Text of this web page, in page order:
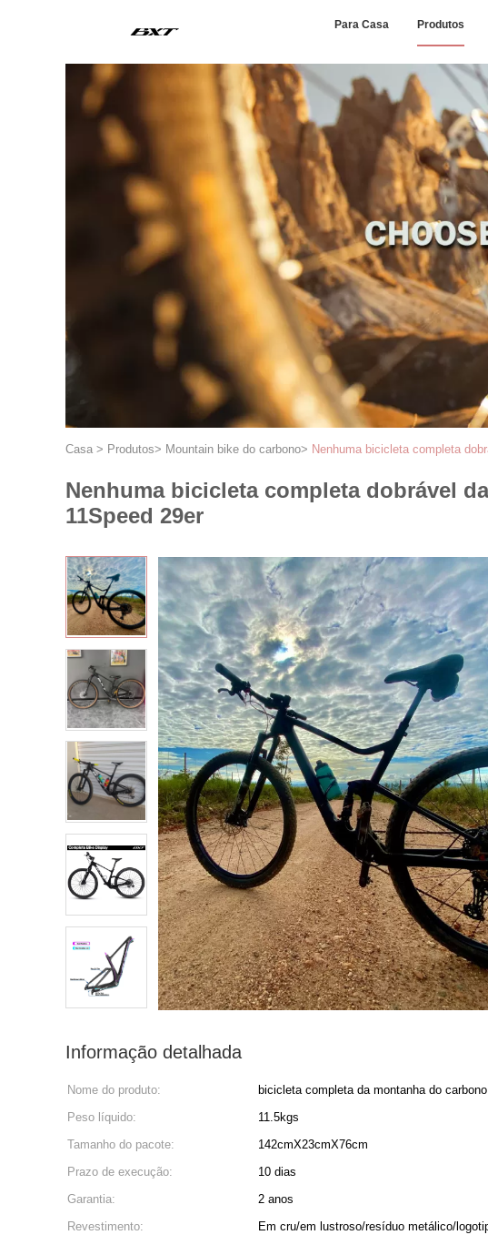
Para Casa Produtos
Casa > Produtos> Mountain bike do carbono> Nenhuma bicicleta completa
Nenhuma bicicleta completa dobrável
11Speed 29er
Informação detalhada
Nome do produto: bicicleta completa da montanha do
Peso líquido:
11.5kgs
Tamanho do pacote:
142cmX23cmX76cm
Prazo de execução:
10 dias
Garantia:
2 anos
Revestimento:
Em cru/em lustroso/resíduo metálico/